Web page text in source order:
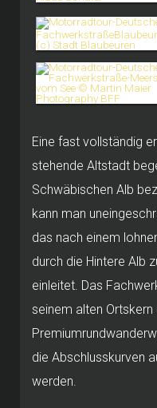
Eine fast vollständig
stehende Altstadt
Schwäbischen Alb
kann man
das nach einem
durch die Hintere Alb
einleitet. Das
seinem alten
die Abschlusskurven
werden.